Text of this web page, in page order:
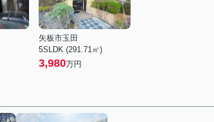
矢板市玉田
5SLDK (291.71㎡)
3,980万円